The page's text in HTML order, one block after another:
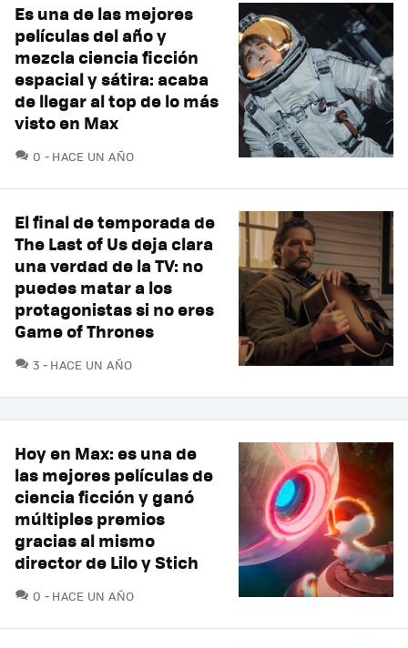
Es una de las mejores
películas del año y
mezcla ciencia ficción
espacial y sátira: acaba
de llegar al top de lo más
visto en Max
0 COMENTARIOS
HACE UN AÑO
El final de temporada de
The Last of Us deja clara
una verdad de la TV: no
puedes matar a los
protagonistas si no eres
Game of Thrones
3 COMENTARIOS
HACE UN AÑO
Hoy en Max: es una de
las mejores películas de
ciencia ficción y ganó
múltiples premios
gracias al mismo
director de Lilo y Stich
0 COMENTARIOS
HACE UN AÑO